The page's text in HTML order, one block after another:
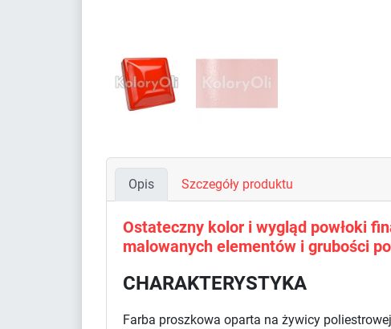
Opis Szczegóły produktu
Ostateczny kolor i wygląd powłoki
malowanych elementów i grubości
CHARAKTERYSTYKA
Farba proszkowa oparta na żywicy